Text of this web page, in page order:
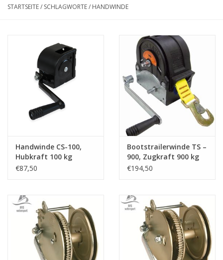
Niro Zubehör
Wantenseile
Niro Deckbeschläge
Niro Drahtseilspanner
STARTSEITE/ SCHLAGWORTE/ HANDWINDE
Handwinde CS-100,
Hubkraft 100 kg
€87,50
Bootstrailerwinde TS –
900, Zugkraft 900 kg
€194,50